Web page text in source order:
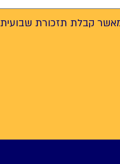
קבלת תזכורת שבועית